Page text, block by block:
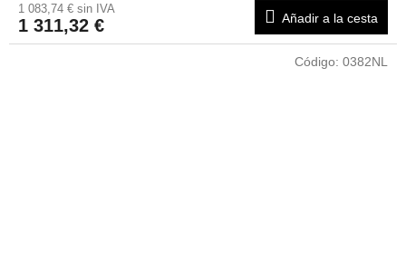
1 083,74 € sin IVA
1 311,32 € Añadir a la cesta
Código: 0382NL